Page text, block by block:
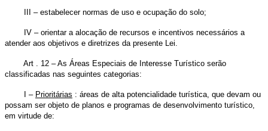
III – estabelecer normas de uso e ocupação do solo;
IV – orientar a alocação de recursos e incentivos necessários a
atender aos objetivos e diretrizes da presente Lei.
Art . 12 – As Áreas Especiais de Interesse Turístico serão
classificadas nas seguintes categorias:
I – Prioritárias : áreas de alta potencialidade turística, que devam ou
possam ser objeto de planos e programas de desenvolvimento turístico,
em virtude de: